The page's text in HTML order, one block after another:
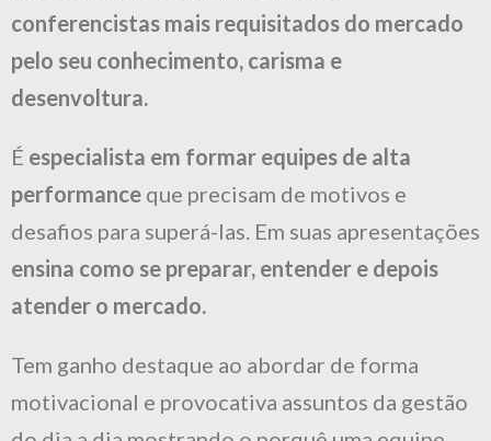
conferencistas mais requisitados do mercado
pelo seu conhecimento, carisma e
desenvoltura.
É especialista em formar equipes de alta
performance que precisam de motivos e
desafios para superá-las. Em suas apresentações
ensina como se preparar, entender e depois
atender o mercado.
Tem ganho destaque ao abordar de forma
motivacional e provocativa assuntos da gestão